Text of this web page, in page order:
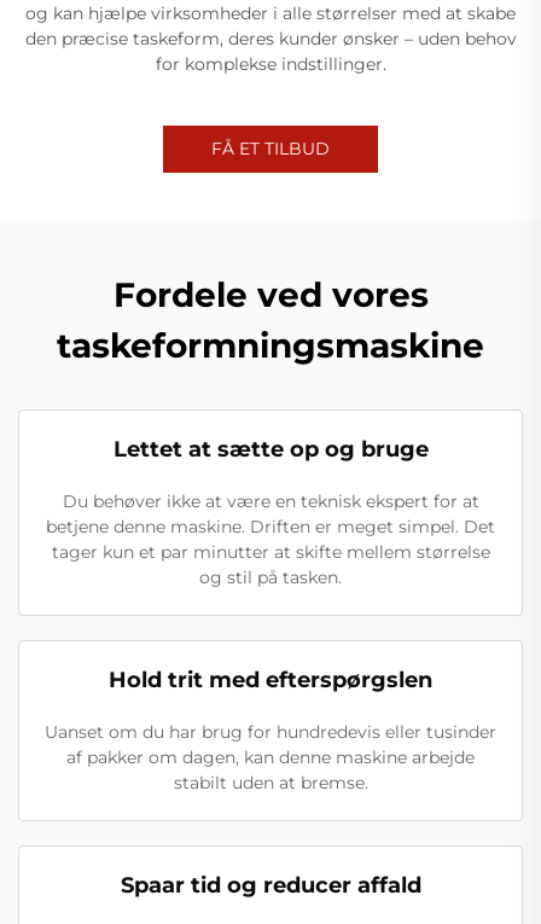
og kan hjælpe virksomheder i alle størrelser med at skabe
den præcise taskeform, deres kunder ønsker – uden behov
for komplekse indstillinger.
FÅ ET TILBUD
Fordele ved vores
taskeformningsmaskine
Lettet at sætte op og bruge
Du behøver ikke at være en teknisk ekspert for at
betjene denne maskine. Driften er meget simpel. Det
tager kun et par minutter at skifte mellem størrelse
og stil på tasken.
Hold trit med efterspørgslen
Uanset om du har brug for hundredevis eller tusinder
af pakker om dagen, kan denne maskine arbejde
stabilt uden at bremse.
Spaar tid og reducer affald